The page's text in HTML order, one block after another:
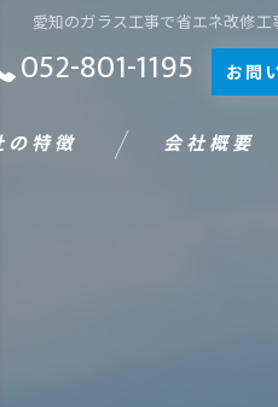
愛知のガラス工事で省エネ改修
052-801-1195 お問
の特徴 会社概要